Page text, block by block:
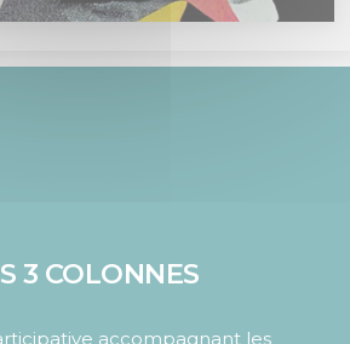
3 COLONNES
accompagnant les